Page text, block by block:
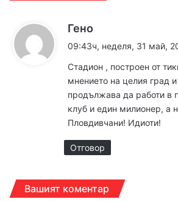
Гено
а
:
09:43ч, неделя, 31 май,
Стадион , построен от
мнението на целия град
продължава да работи в
клуб и един милионер, а
Пловдивчани! Идиоти!
Отговор
Вашият коментар